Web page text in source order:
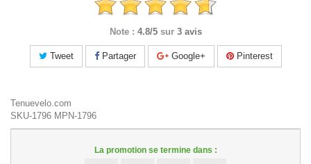
Note : 4.8/5 sur 3 avis
Tweet Partager Google+ Pinterest
Tenuevelo.com
SKU-1796 MPN-1796
La promotion se termine dans :